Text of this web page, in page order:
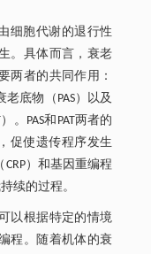
细胞代谢的退行性
。具体而言，衰老
两者的共同作用：
底物（PAS）以及
。PAS和PAT两者的
促使遗传程序发生
）和基因重编程
续的过程。
以根据特定的情境
程。随着机体的衰